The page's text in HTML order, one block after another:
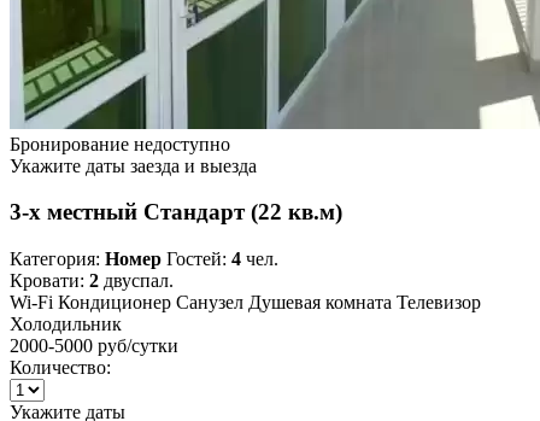
Бронирование недоступно
Укажите даты заезда и выезда
3-х местный Стандарт (22 кв.м)
Категория: Номер Гостей: 4 чел.
Кровати: 2 двуспал.
Wi-Fi Кондиционер Санузел Душевая комната Телевизор
Холодильник
2000-5000 руб/сутки
Количество:
Укажите даты